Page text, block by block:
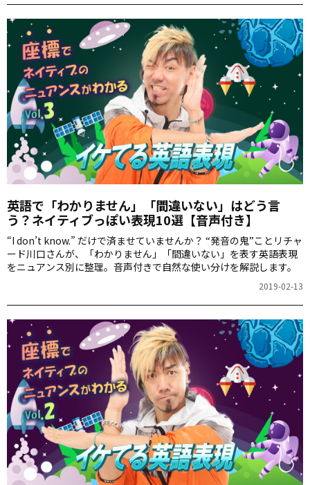
英語で「わかりません」「間違いない」はどう言
う？ネイティブっぽい表現10選【音声付き】
“I don’t know.” だけで済ませていませんか？ “発音の鬼”ことリチャ
ード川口さんが、「わかりません」「間違いない」を表す英語表現
をニュアンス別に整理。音声付きで自然な使い分けを解説します。
2019-02-13